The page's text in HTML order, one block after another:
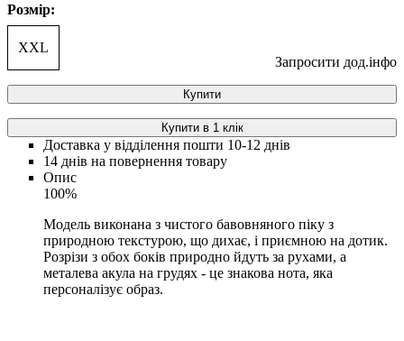
Розмір:
XXL
Запросити дод.інфо
Купити
Купити в 1 клік
Доставка у відділення пошти 10-12 днів
14 днів на повернення товару
Опис
100%
Модель виконана з чистого бавовняного піку з
природною текстурою, що дихає, і приємною на дотик.
Розрізи з обох боків природно йдуть за рухами, а
металева акула на грудях - це знакова нота, яка
персоналізує образ.